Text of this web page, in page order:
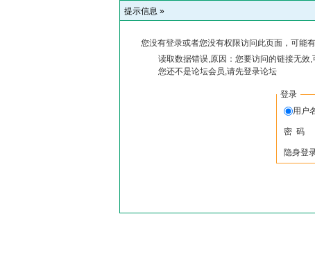
提示信息 »
您没有登录或者您没有权限访问此页面，可能
读取数据错误,原因：您要访问的链接无效
您还不是论坛会员,请先登录论坛
登录
用户
密 码
隐身登